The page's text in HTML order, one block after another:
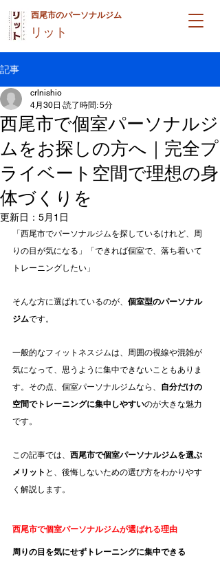
西尾市のパーソナルジム
リット
記事
西尾市で個室パーソナルジ
ムをお探しの方へ｜完全プ
ライベート空間で理想の身
体づくりを
crlnishio
4月30日 読了時間: 5分
更新日： 5月1日
「西尾市でパーソナルジムを探しているけれど、周
りの目が気になる」「できれば個室で、落ち着いて
トレーニングしたい」
そんな方に選ばれているのが、 個室型のパーソナル
ジムです。
一般的なフィットネスジムは、周囲の視線や混雑が
気になって、思うように集中できないこともありま
す。その点、個室パーソナルジムなら、 自分だけの
空間でトレーニングに集中しやすいのが大きな魅力
です。
この記事では、 西尾市で個室パーソナルジムを選ぶ
メリット と、後悔しないための選び方をわかりやす
く解説します。
西尾市で個室パーソナルジムが選ばれる理由
周りの目を気にせずトレーニングに集中できる